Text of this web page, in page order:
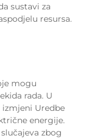
sustavi za
resursa.
mogu
rada. U
izmjeni Uredbe
energije.
zbog